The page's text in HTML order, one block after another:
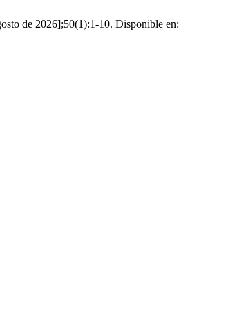
de 2026];50(1):1-10. Disponible en: